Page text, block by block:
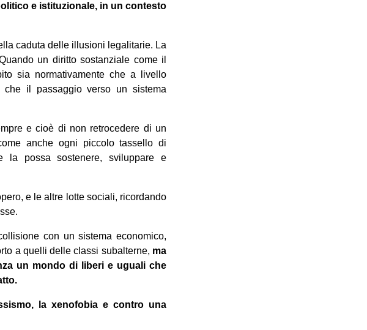
e istituzionale, in un contesto
caduta delle illusioni legalitarie. La
un diritto sostanziale come il
sia normativamente che a livello
che il passaggio verso un sistema
e cioè di non retrocedere di un
anche ogni piccolo tassello di
la possa sostenere, sviluppare e
e le altre lotte sociali, ricordando
con un sistema economico,
a quelli delle classi subalterne, ma
un mondo di liberi e uguali che
la xenofobia e contro una